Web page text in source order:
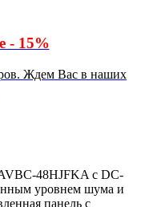
- 15%
Ждем Вас в наших
48HJFKA с DC-
уровнем шума и
панель с